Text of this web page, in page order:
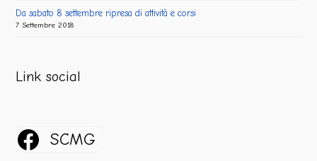
Da sabato 8 settembre ripresa di attività e corsi
7 Settembre 2018
Link social
SCMG